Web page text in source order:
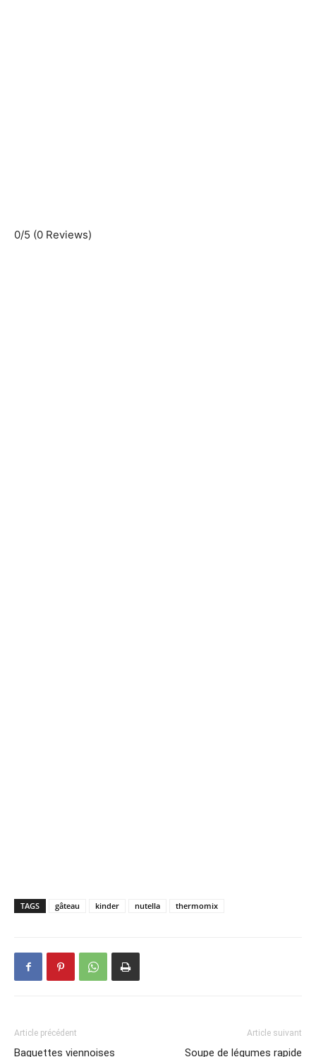
0/5 (0 Reviews)
TAGS gâteau kinder nutella thermomix
Article précédent
Baguettes viennoises
Article suivant
Soupe de légumes rapide